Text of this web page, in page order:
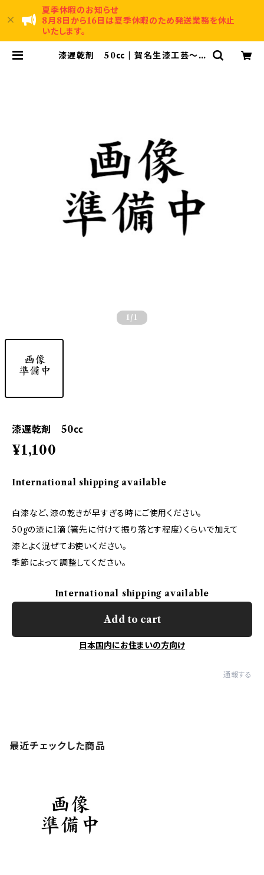
夏季休暇のお知らせ
8月8日から16日は夏季休暇のため発送業務を休止
いたします。
漆遅乾剤 50㏄ | 賀名生漆工芸～A
1 /1
漆遅乾剤 50㏄
¥1,100
International shipping available
白漆など、漆の乾きが早すぎる時にご使用ください。
50gの漆に1滴（箸先に付けて振り落とす程度）くらいで加えて
漆とよく混ぜてお使いください。
季節によって調整してください。
International shipping available
Add to cart
日本国内にお住まいの方向け
通報する
最近チェックした商品